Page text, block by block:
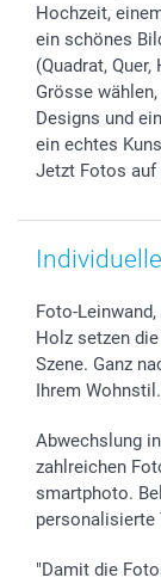
Hochzeit,
ein schönes
(Quadrat,
Grösse
Designs und
ein echtes
Jetzt Fotos auf
Foto-
Holz setzen
Szene. Ganz
Ihrem Wohnstil.
Abwechslung
zahlreichen
smartphoto.
personalisierte
"Damit die